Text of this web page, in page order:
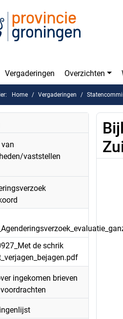
Vergaderingen Overzichten
Home Vergaderingen
vaststellen
de schrik
ingekomen brieven